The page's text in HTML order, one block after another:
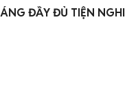
ĐẦY ĐỦ TIỆN NGHI